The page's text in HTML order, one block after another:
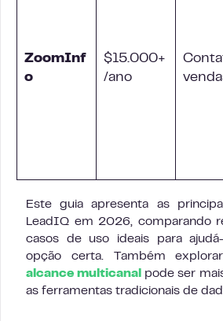
ZoomInf
o
$15.000+
/ano
Este guia apresenta as
LeadIQ em 2026, comparando
casos de uso ideais para
opção certa. Também
alcance multicanal
pode ser
as ferramentas tradicionais de